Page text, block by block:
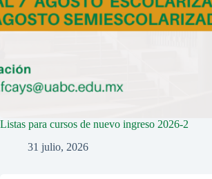
Listas para cursos de nuevo ingreso 2026-2
31 julio, 2026